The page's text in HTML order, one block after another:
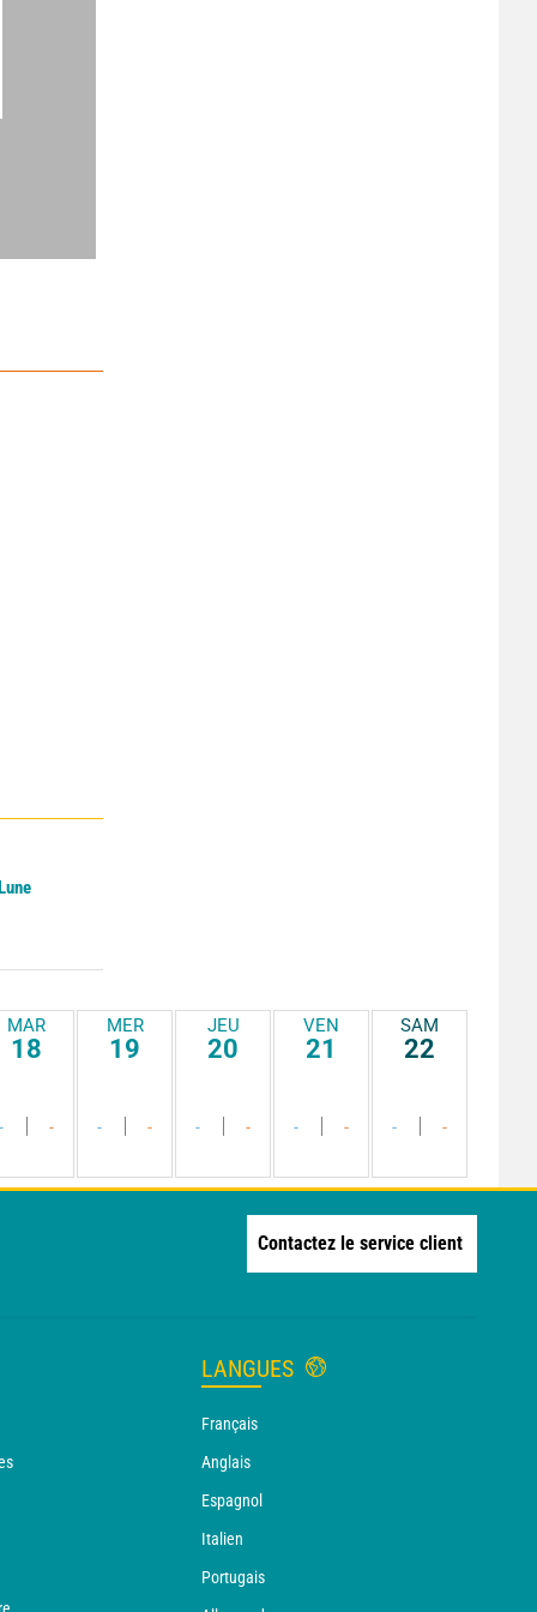
MAR
18
-
MER
19
- -
JEU
20
- -
VEN
21
- -
SAM
22
- -
Contactez le service client
LANGUES
Français
Anglais
Espagnol
Italien
Portugais